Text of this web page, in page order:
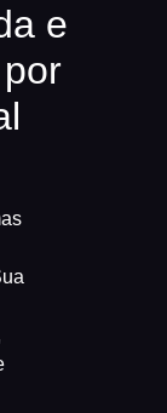
e